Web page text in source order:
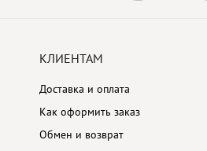
КЛИЕНТАМ
Доставка и оплата
Как оформить заказ
Обмен и возврат